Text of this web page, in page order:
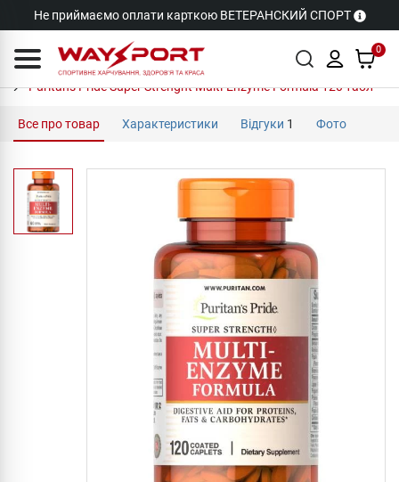
Не приймаємо оплати карткою ВЕТЕРАНСКИЙ СПОРТ
0
Puritan's Pride Super Strenght Multi-Enzyme Formula 120 табл
Все про товар Характеристики Відгуки 1 Фото